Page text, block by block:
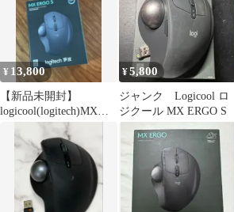
¥ 13,800
【新品未開封】
logicool(logitech)MX
ERGO S MXTB2
¥5,800
ジャンク Logicool ロ
ジクール MX ERGO S